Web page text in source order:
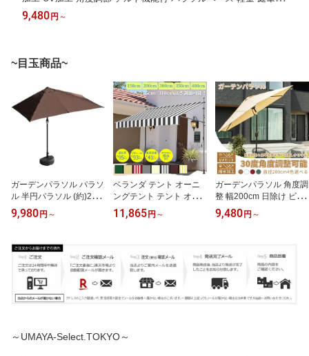
り傘 アウトドア キャンプ オーニング 鉄製 アイボリー 夏祭り
9,480円 ～
~目玉商品~
ガーデンパラソル パラソ
ル 半円パラソル (約)250
cm 折り畳み式 ガーデン
パラソル 大型 撥水加工
バルコニー キャノピーテ
ント用 サンシェード傘
長方形
9,980円 ～
ベランダ テント オーニ
ングテント テント オー
ニング シェード 16色か
ら選択可能 サンシェード
紫外線 撥水 UVカット 巻
き上げ式テント 簡単設置
150cm/200cm/300cm/35
0cm/400cm
11,865円 ～
ガーデンパラソル 角度調
整 幅200cm 日除け ビー
チパラソル 撥水加工 UV
加工 角度調節 チルト機
ア キャンプ オーニング
鉄製 アイボリー 夏祭り
9,480円 ～
～UMAYA-Select.TOKYO～